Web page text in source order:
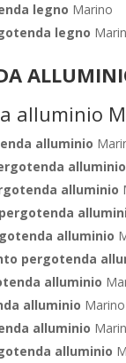
legno Marino
legno
alluminio
alluminio
alluminio
alluminio
pergotenda
alluminio
alluminio Marino
alluminio
alluminio